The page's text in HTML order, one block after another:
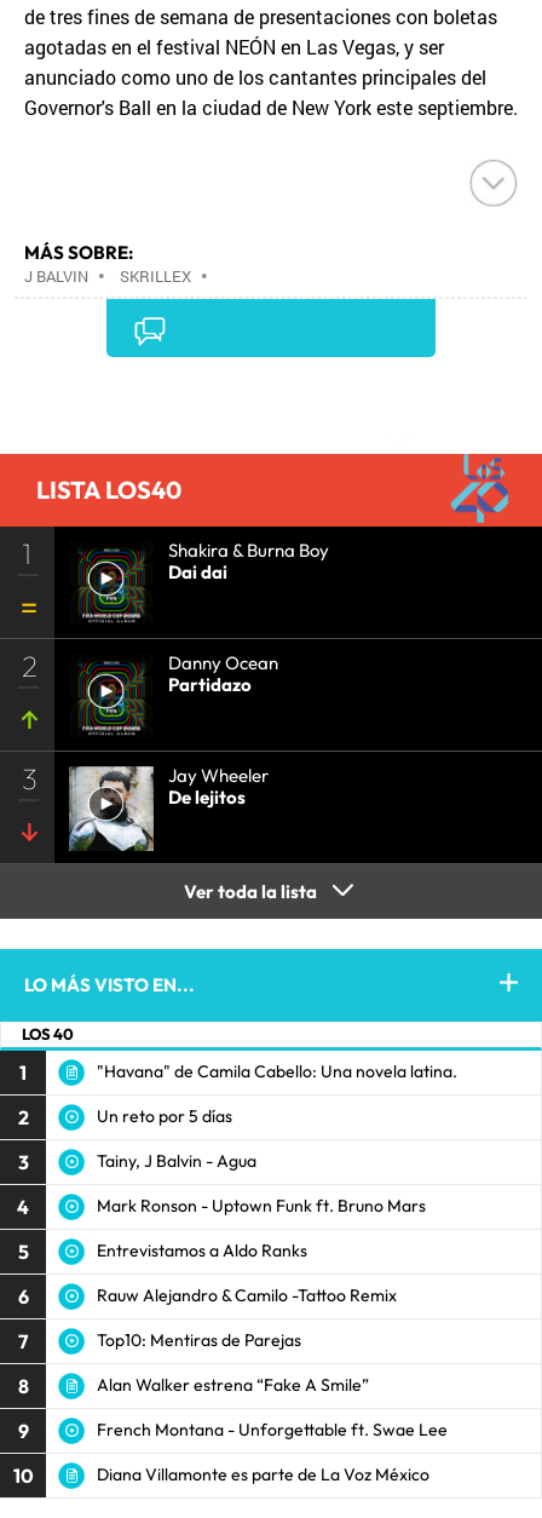
de tres fines de semana de presentaciones con boletas
agotadas en el festival NEÓN en Las Vegas, y ser
anunciado como uno de los cantantes principales del
Governor's Ball en la ciudad de New York este septiembre.
MÁS SOBRE:
J BALVIN • SKRILLEX •
LISTA LOS40
1
Shakira & Burna Boy
Dai dai
2
Danny Ocean
Partidazo
3
Jay Wheeler
De lejitos
Ver toda la lista
LO MÁS VISTO EN...
LOS 40
1 "Havana" de Camila Cabello: Una novela latina.
2 Un reto por 5 días
3 Tainy, J Balvin - Agua
4 Mark Ronson - Uptown Funk ft. Bruno Mars
5 Entrevistamos a Aldo Ranks
6 Rauw Alejandro & Camilo -Tattoo Remix
7 Top10: Mentiras de Parejas
8 Alan Walker estrena “Fake A Smile”
9 French Montana - Unforgettable ft. Swae Lee
10 Diana Villamonte es parte de La Voz México